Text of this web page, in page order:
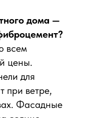
дома —
всем
цены.
для
при ветре,
Фасадные